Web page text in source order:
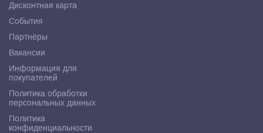
Дисконтная карта
События
Партнёры
Вакансии
Информация для
покупателей
Политика обработки
персональных данных
Политика
конфиденциальности